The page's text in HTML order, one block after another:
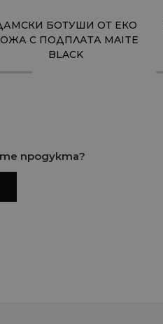
БОТУШИ ОТ ЕКО
С ПОДПЛАТА MAITE
BLACK
продукта?